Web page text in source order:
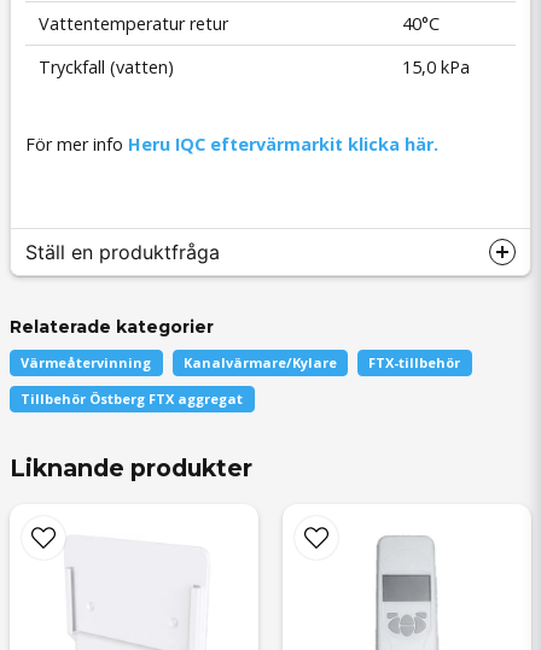
Vattentemperatur retur
40°C
Tryckfall (vatten)
15,0 kPa
För mer info Heru IQC eftervärmarkit klicka här.
Ställ en produktfråga
question
Fråga oss något om denna produkten...
nameNamn
Relaterade kategorier
Värmeåtervinning Kanalvärmare/Kylare
FTX-tillbehör
Tillbehör Östberg FTX aggregat
Liknande produkter